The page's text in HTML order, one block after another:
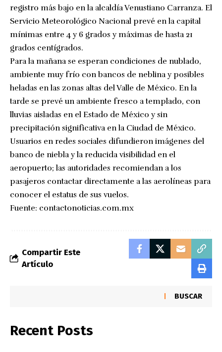
registro más bajo en la alcaldía Venustiano Carranza. El
Servicio Meteorológico Nacional prevé en la capital
mínimas entre 4 y 6 grados y máximas de hasta 21
grados centígrados.
Para la mañana se esperan condiciones de nublado,
ambiente muy frío con bancos de neblina y posibles
heladas en las zonas altas del Valle de México. En la
tarde se prevé un ambiente fresco a templado, con
lluvias aisladas en el Estado de México y sin
precipitación significativa en la Ciudad de México.
Usuarios en redes sociales difundieron imágenes del
banco de niebla y la reducida visibilidad en el
aeropuerto; las autoridades recomiendan a los
pasajeros contactar directamente a las aerolíneas para
conocer el estatus de sus vuelos.
Fuente: contactonoticias.com.mx
Compartir Este
Artículo
BUSCAR
Recent Posts